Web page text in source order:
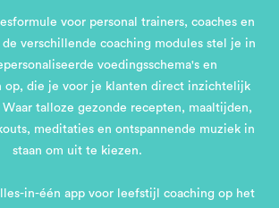
voor personal trainers, coaches en
verschillende coaching modules stel je in
voedingsschema's en
op, die je voor je klanten direct inzichtelijk
Waar talloze gezonde recepten, maaltijden,
meditaties en ontspannende muziek in
staan om uit te kiezen.
in-één app voor leefstijl coaching op het